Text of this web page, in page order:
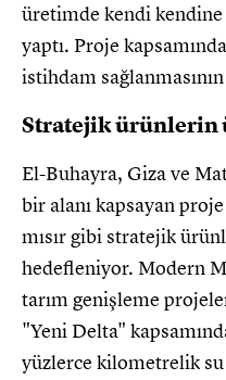
üretimde kendi
yaptı. Proje
istihdam
Stratejik ürünlerin
El-Buhayra, Giza ve
bir alanı kapsayan
mısır gibi stratejik
hedefleniyor. Modern
tarım genişleme
"Yeni Delta"
yüzlerce kilometrelik su